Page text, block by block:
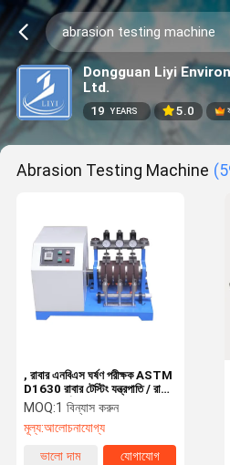
Dongguan Liyi
Ltd.
19 YEARS 5.0
Abrasion Testing Machine
, রাবার এনবিএস ঘর্ষণ পরীক্ষক ASTM
D1630 রাবার টেস্টিং যন্ত্রপাতি / রাবার
এনবিএস ঘর্ষণ পরীক্ষা মেশিন
MOQ:1 বিন্যাস করুন
মূল্য:আলোচনাযোগ্য
ভালো দাম
যোগাযোগ